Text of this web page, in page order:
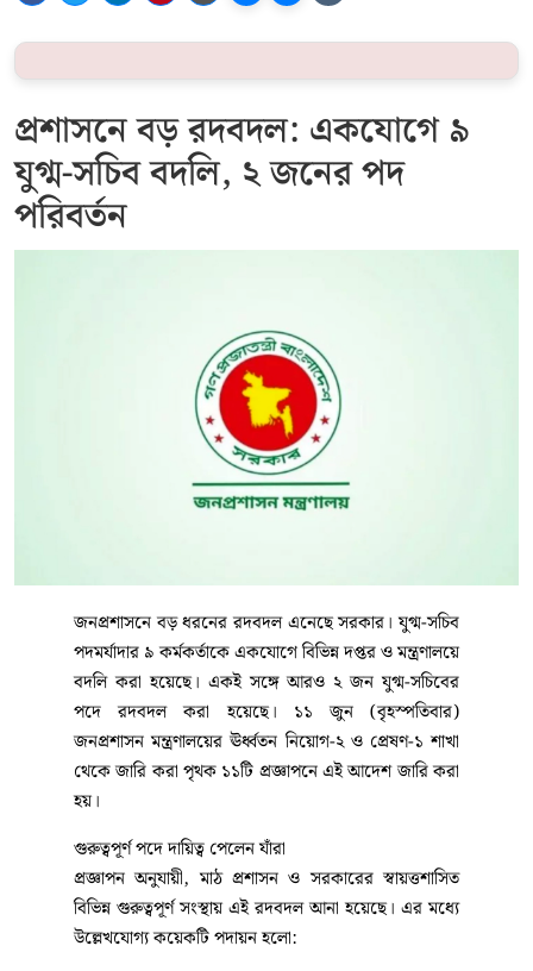
প্রশাসনে বড় রদবদল: একযোগে ৯
যুগ্ম-সচিব বদলি, ২ জনের পদ
পরিবর্তন
জনপ্রশাসনে বড় ধরনের রদবদল এনেছে সরকার। যুগ্ম-সচিব
পদমর্যাদার ৯ কর্মকর্তাকে একযোগে বিভিন্ন দপ্তর ও মন্ত্রণালয়ে
বদলি করা হয়েছে। একই সঙ্গে আরও ২ জন যুগ্ম-সচিবের
পদে রদবদল করা হয়েছে। ১১ জুন (বৃহস্পতিবার)
জনপ্রশাসন মন্ত্রণালয়ের ঊর্ধ্বতন নিয়োগ-২ ও প্রেষণ-১ শাখা
থেকে জারি করা পৃথক ১১টি প্রজ্ঞাপনে এই আদেশ জারি করা
হয়।
গুরুত্বপূর্ণ পদে দায়িত্ব পেলেন যাঁরা
প্রজ্ঞাপন অনুযায়ী, মাঠ প্রশাসন ও সরকারের স্বায়ত্তশাসিত
বিভিন্ন গুরুত্বপূর্ণ সংস্থায় এই রদবদল আনা হয়েছে। এর মধ্যে
উল্লেখযোগ্য কয়েকটি পদায়ন হলো: